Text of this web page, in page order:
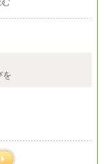
円
高卒の場合は、月
額
いません
を